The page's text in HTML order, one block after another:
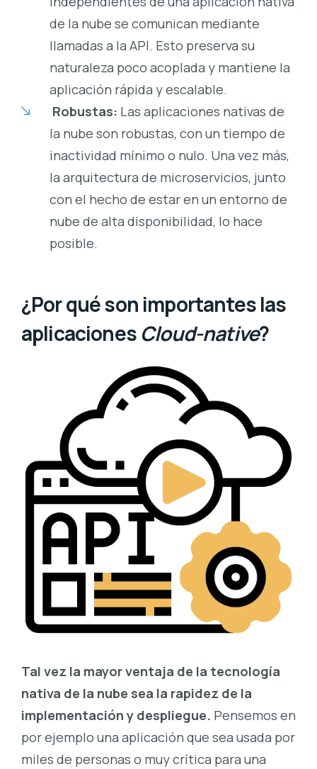
de la nube se comunican mediante
llamadas a la API. Esto preserva su
naturaleza poco acoplada y mantiene la
aplicación rápida y escalable.
Robustas: Las aplicaciones nativas de
la nube son robustas, con un tiempo de
inactividad mínimo o nulo. Una vez más,
la arquitectura de microservicios, junto
con el hecho de estar en un entorno de
nube de alta disponibilidad, lo hace
posible.
¿Por qué son importantes las
aplicaciones Cloud-native?
Tal vez la mayor ventaja de la tecnología
nativa de la nube sea la rapidez de la
implementación y despliegue. Pensemos en
por ejemplo una aplicación que sea usada por
miles de personas o muy crítica para una